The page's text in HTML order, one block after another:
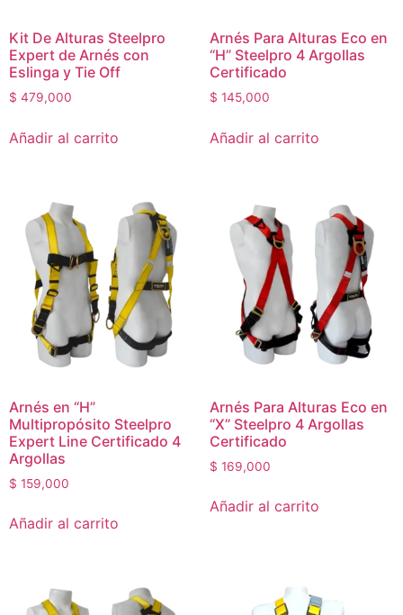
Kit De Alturas Steelpro
Expert de Arnés con
Eslinga y Tie Off
$ 479,000
Añadir al carrito
Arnés Para Alturas Eco en
“H” Steelpro 4 Argollas
Certificado
$ 145,000
Añadir al carrito
Arnés en “H”
Multipropósito Steelpro
Expert Line Certificado 4
Argollas
$ 159,000
Añadir al carrito
Arnés Para Alturas Eco en
“X” Steelpro 4 Argollas
Certificado
$ 169,000
Añadir al carrito